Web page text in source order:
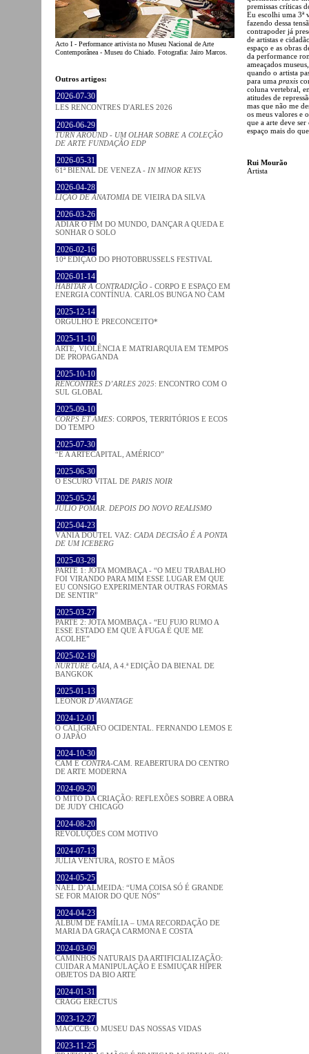
Acto I - Performance artivista no Museu Nacional de Arte
Contemporânea - Museu do Chiado. Fotografia: Jairo Marcos.
Outros artigos:
2026-07-30
LES RENCONTRES D'ARLES 2026
2026-06-29
TURN AROUND - UM OLHAR SOBRE A COLEÇÃO
DE ARTE FUNDAÇÃO EDP
2026-05-31
61ª BIENAL DE VENEZA - IN MINOR KEYS
2026-04-28
LIÇÃO DE ANATOMIA DE VIEIRA DA SILVA
2026-03-26
ADIAR O FIM DO MUNDO, DANÇAR A QUEDA E
SONHAR O SOLO
2026-02-16
10ª EDIÇÃO DO PHOTOBRUSSELS FESTIVAL
2026-01-14
HABITAR A CONTRADIÇÃO - CORPO E ESPAÇO EM
ENERGIA CONTÍNUA. CARLOS BUNGA NO CAM
2025-12-14
ORGULHO E PRECONCEITO*
2025-11-10
ARTE, VIOLÊNCIA E MATRIARQUIA EM TEMPOS
DE PROPAGANDA
2025-10-10
RENCONTRES D’ARLES 2025: ENCONTRO COM O
SUL GLOBAL
2025-09-10
CORPS ET ÂMES: CORPOS, TERRITÓRIOS E ECOS
DO TEMPO
2025-07-30
“É A ARTECAPITAL, AMÉRICO”
2025-06-30
O ESCURO VITAL DE PARIS NOIR
2025-05-24
JÚLIO POMAR. DEPOIS DO NOVO REALISMO
2025-04-23
VÂNIA DOUTEL VAZ: CADA DECISÃO É A PONTA
DE UM ICEBERG
2025-03-28
PARTE 1: JOTA MOMBAÇA - “O MEU TRABALHO
FOI VIRANDO PARA MIM ESSE LUGAR EM QUE
EU CONSIGO EXPERIMENTAR OUTRAS FORMAS
DE SENTIR”
2025-03-27
PARTE 2: JOTA MOMBAÇA - “EU FUJO RUMO A
ESSE ESTADO EM QUE A FUGA É QUE ME
ACOLHE”
2025-02-19
NURTURE GAIA , A 4.ª EDIÇÃO DA BIENAL DE
BANGKOK
2025-01-13
LEONOR D’AVANTAGE
2024-12-01
O CALÍGRAFO OCIDENTAL. FERNANDO LEMOS E
O JAPÃO
2024-10-30
CAM E CONTRA-CAM. REABERTURA DO CENTRO
DE ARTE MODERNA
2024-09-20
O MITO DA CRIAÇÃO: REFLEXÕES SOBRE A OBRA
DE JUDY CHICAGO
2024-08-20
REVOLUÇÕES COM MOTIVO
2024-07-13
JÚLIA VENTURA, ROSTO E MÃOS
2024-05-25
NAEL D’ALMEIDA: “UMA COISA SÓ É GRANDE
SE FOR MAIOR DO QUE NÓS”
2024-04-23
ÁLBUM DE FAMÍLIA – UMA RECORDAÇÃO DE
MARIA DA GRAÇA CARMONA E COSTA
2024-03-09
CAMINHOS NATURAIS DA ARTIFICIALIZAÇÃO:
CUIDAR A MANIPULAÇÃO E ESMIUÇAR HÍPER
OBJETOS DA BIO ARTE
2024-01-31
CRAGG ERECTUS
2023-12-27
MAC/CCB: O MUSEU DAS NOSSAS VIDAS
2023-11-25
premissas críticas
Eu escolhi uma 3ª
fazendo dessa
contrapoder já
de artistas e
espaço e as obras
da performance
ameaçados
quando o artista
para uma praxis
coluna vertebral,
atitudes de
mas que não me
os meus valores e
que a arte deve
espaço mais do
Rui Mourão
Artista